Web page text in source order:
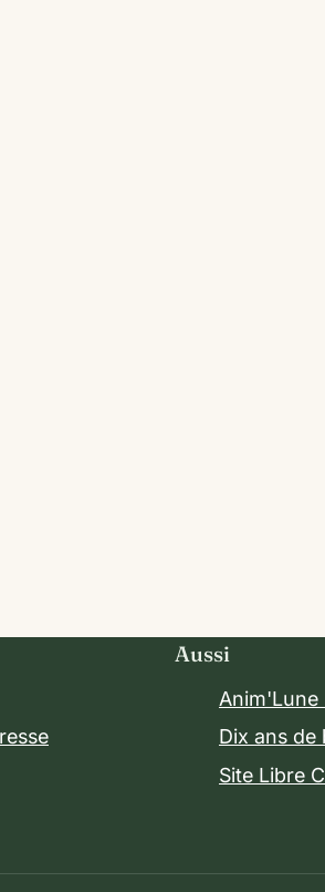
Aussi
Anim'Lune
Dix ans de
Site Libre